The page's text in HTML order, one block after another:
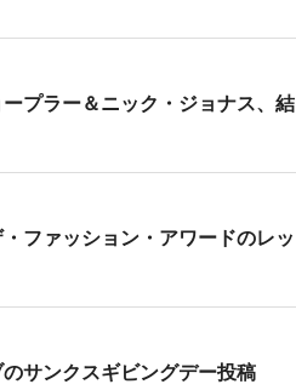
プラー＆ニック・ジョナス、結
ファッション・アワードのレッ
サンクスギビングデー投稿